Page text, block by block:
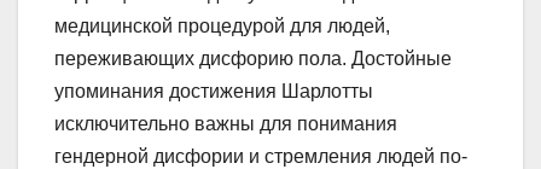
медицинской процедурой для людей,
переживающих дисфорию пола. Достойные
упоминания достижения Шарлотты
исключительно важны для понимания
гендерной дисфории и стремления людей по-